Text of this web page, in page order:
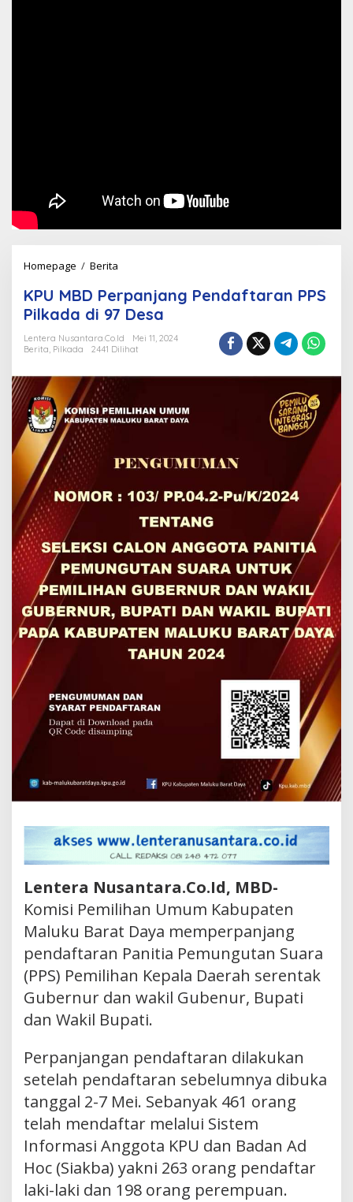
Homepage / Berita
Perpanjang
Pendaftaran
PPS
Pilkada
KPU MBD Perpanjang Pendaftaran PPS
Pilkada di 97 Desa
Lentera Nusantara.Co.Id
Mei 11, 2024
Berita Pilkada 2441 Dilihat
Lentera Nusantara.Co.Id, MBD-
Komisi Pemilihan Umum Kabupaten
Maluku Barat Daya memperpanjang
pendaftaran Panitia Pemungutan Suara
(PPS) Pemilihan Kepala Daerah serentak
Gubernur dan wakil Gubenur, Bupati
dan Wakil Bupati.
Perpanjangan pendaftaran dilakukan
setelah pendaftaran sebelumnya dibuka
tanggal 2-7 Mei. Sebanyak 461 orang
telah mendaftar melalui Sistem
Informasi Anggota KPU dan Badan Ad
Hoc (Siakba) yakni 263 orang pendaftar
laki-laki dan 198 orang perempuan.